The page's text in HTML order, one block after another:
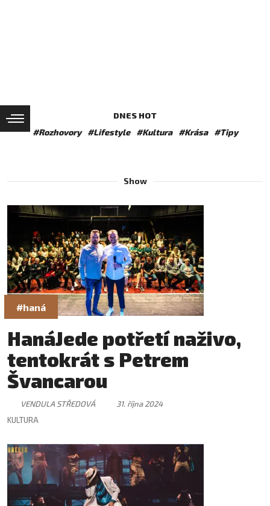
DNES HOT
#Rozhovory
#Lifestyle #Kultura #Krása #Tipy
Show
#haná
HanáJede potřetí naživo,
tentokrát s Petrem
Švancarou
VENDULA STŘEDOVÁ
31. října 2024
KULTURA